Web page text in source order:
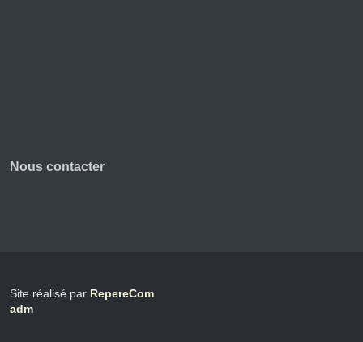
Nous contacter
Site réalisé par RepereCom
adm